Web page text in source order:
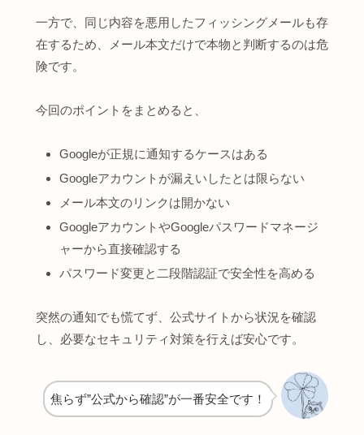
一方で、同じ内容を悪用したフィッシングメールも存
在するため、メール本文だけで本物と判断するのは危
険です。
今回のポイントをまとめると、
Googleが正規に通知するケースはある
Googleアカウントが漏えいしたとは限らない
メール本文のリンクは開かない
GoogleアカウントやGoogleパスワードマネージ
ャーから直接確認する
パスワード変更と二段階認証で安全性を高める
突然の通知でも慌てず、公式サイトから状況を確認
し、必要なセキュリティ対策を行えば安心です。
焦らず”公式から確認”が一番安全です！